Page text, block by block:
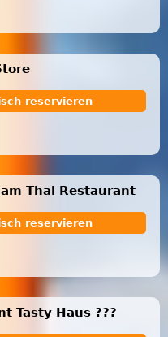
reservieren
Thai Restaurant
reservieren
Tasty Haus ???